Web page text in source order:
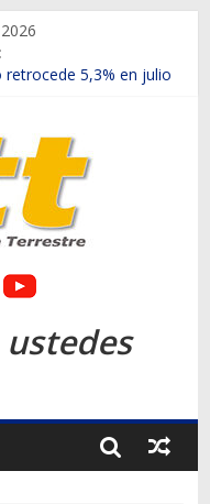
en lanzar la nueva
Chevrolet en el Biobío
en Rancagua y
estrenada Bolden en
ustedes